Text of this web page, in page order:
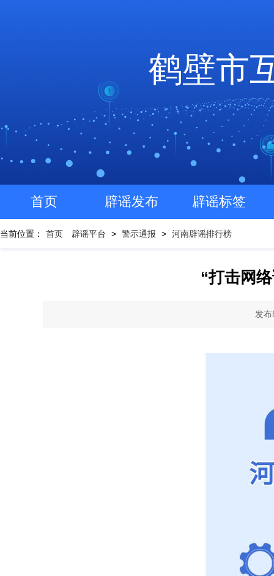
鹤壁市
首页 辟谣发布 辟谣标签
当前位置： 首页 辟谣平台 > 警示通报 > 河南辟谣排行榜
“打击网
发